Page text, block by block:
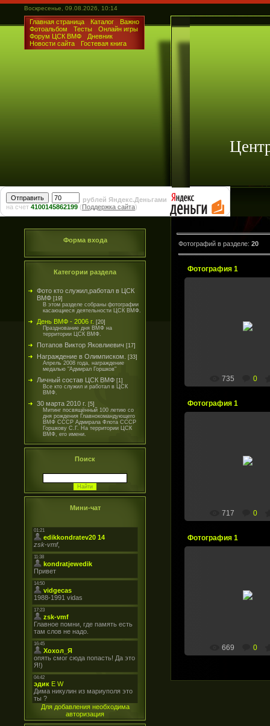
Воскресенье, 09.08.2026, 10:14
Главная страница Каталог
Важно
Фотоальбом
Тесты
Онлайн игры
Форум ЦСК ВМФ
Дневник
Новости сайта
Гостевая книга
рублей Яндекс.Деньгами
на счет 4100145862199 (Поддержка сайта)
Форма входа
Категории раздела
Фото кто служил,работал в ЦСК
ВМФ [19]
В этом разделе собраны фотографии
касающиеся деятельности ЦСК ВМФ.
День ВМФ - 2006 г. [20]
Празднование дня ВМФ на
территории ЦСК ВМФ.
Потапов Виктор Яковлиевич [17]
Награждение в Олимписком.
[33]
Апрель 2008 года, награждение
медалью "Адмирал Горшков"
Личный состав ЦСК ВМФ [1]
Все кто служил и работал в ЦСК
ВМФ.
30 марта 2010 г. [5]
Митинг посвящённый 100 летию со
дня рождения Главнокомандующего
ВМФ СССР Адмирала Флота СССР
Горшкову С.Г. На территории ЦСК
ВМФ, его имени.
Поиск
Мини-чат
Для добавления необходима
авторизация
Фотографий в разделе: 20
Фотография 1
Лобанов Ю.Т. Вручает
грамоты.
735 0
Фотография 1
Воронов Владимир
717 0
Фотография 1
Дмитриев Владимир
и Зайцев Сергей
669 0